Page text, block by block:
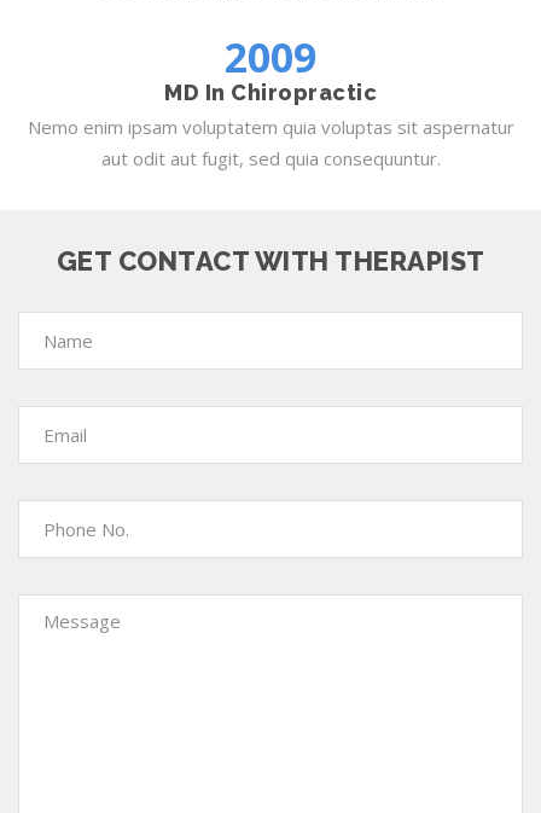
2009
MD In Chiropractic
Nemo enim ipsam voluptatem quia voluptas sit aspernatur
aut odit aut fugit, sed quia consequuntur.
GET CONTACT WITH THERAPIST